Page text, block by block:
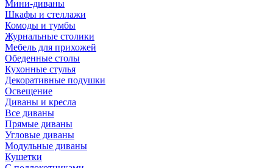
Мини-диваны
Шкафы и стеллажи
Комоды и тумбы
Журнальные столики
Мебель для прихожей
Обеденные столы
Кухонные стулья
Декоративные подушки
Освещение
Диваны и кресла
Все диваны
Прямые диваны
Угловые диваны
Модульные диваны
Кушетки